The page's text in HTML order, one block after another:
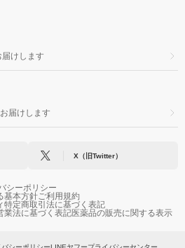
けします
届けします
X（旧Twitter）
シーポリシー
基本方針ご利用規約
特定商取引法に基づく表記
業法に基づく表記医薬品の販売に関する表示